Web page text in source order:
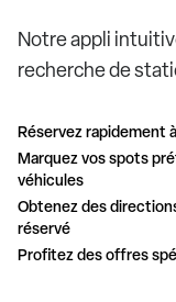
Notre appli
recherche de
Réservez rapidement
Marquez vos spots
véhicules
Obtenez des
réservé
Profitez des offres